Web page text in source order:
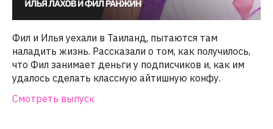
Фил и Илья уехали в Таиланд, пытаются там
наладить жизнь. Рассказали о том, как получилось,
что Фил занимает деньги у подписчиков и, как им
удалось сделать классную айтишную конфу.
Смотреть выпуск